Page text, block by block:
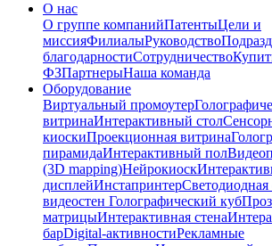
О нас
О группе компанийПатентыЦели и
миссияФилиалыРуководство
благодарностиСотрудничество
ФЗПартнерыНаша команда
Оборудование
Виртуальный промоутер
витринаИнтерактивный стол
киоскиПроекционная витрина
пирамидаИнтерактивный пол
(3D mapping)Нейрокиоск
дисплейИнстапринтерСветодиодная
видеостен Голографический куб
матрицыИнтерактивная стена
барDigital-активностиРекламные